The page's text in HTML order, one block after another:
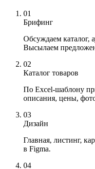
01
Брифинг
Обсуждаем каталог,
Высылаем
02
Каталог товаров
По Excel-шаблону
описания, цены,
03
Дизайн
Главная, листинг,
в Figma.
04